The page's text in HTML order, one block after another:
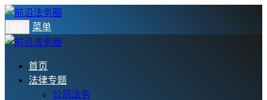
菜单
首页
法律专题
公司法务